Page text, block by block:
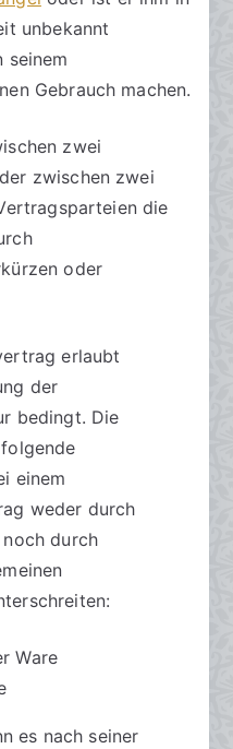
unbekannt
seinem
Gebrauch machen.
zwei
zwischen zwei
die
oder
erlaubt
der
bedingt. Die
einem
weder durch
durch
Ware
es nach seiner